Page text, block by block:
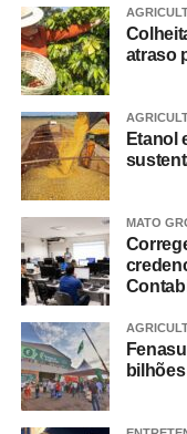
afirmou Juca.
O concurso público
vagas e formação
níveis médio e
técnico legislativo,
e contador.
Durante a visita,
confiança
forma como o
“Eu, em nome do
deputado porque, de
graças à
realizarmos esse
atraso
Etanol
MATO